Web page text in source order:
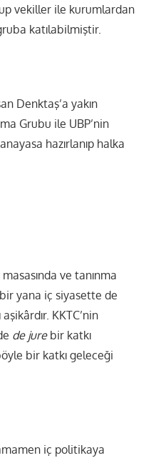
vekiller ile kurumlardan
katılabilmiştir.
Denktaş’a yakın
Grubu ile UBP’nin
hazırlanıp halka
masasında ve tanınma
yana iç siyasette de
KKTC’nin
de jurebir katkı
bir katkı geleceği
iç politikaya